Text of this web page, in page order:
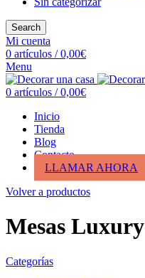
Search
Mi cuenta
0 artículos / 0,00€
Menu
0 artículos / 0,00€
Inicio
Tienda
Blog
Contacto
LLAMAR AHORA
Volver a productos
Mesas Luxury
Categorías